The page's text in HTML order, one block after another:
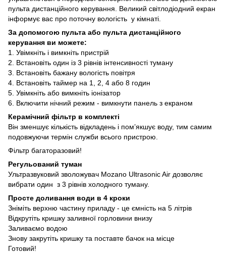
пульта дистанційного керування. Великий світлодіодний екран
інформує вас про поточну вологість у кімнаті.
За допомогою пульта або пульта дистанційного
керування ви можете:
1. Увімкніть і вимкніть пристрій
2. Встановіть один із 3 рівнів інтенсивності туману
3. Встановіть бажану вологість повітря
4. Встановіть таймер на 1, 2, 4 або 8 годин
5. Увімкніть або вимкніть іонізатор
6. Включити нічний режим - вимкнути панель з екраном
Керамічний фільтр в комплекті
Він зменшує кількість відкладень і пом’якшує воду, тим самим
подовжуючи термін служби всього пристрою.
Фільтр багаторазовий!
Регульований туман
Ультразвуковий зволожувач Mozano Ultrasonic Air дозволяє
вибрати один з 3 рівнів холодного туману.
Просте доливання води в 4 кроки
Зніміть верхню частину приладу - це ємність на 5 літрів
Відкрутіть кришку заливної горловини внизу
Заливаємо водою
Знову закрутіть кришку та поставте бачок на місце
Готовий!